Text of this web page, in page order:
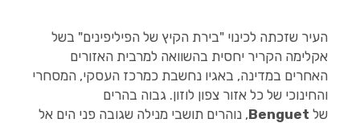
העיר שזכתה לכינוי "בירת הקיץ של הפיליפינים" בשל
אקלימה הקריר יחסית בהשוואה למרבית האזורים
האחרים במדינה, באגיו נחשבת כמרכז העסקי, המסחרי
והחינוכי של כל אזור צפון לוזון. גבוה בהרים
של Benguet, נוהרים תושבי מנילה שגובה פני הים אל